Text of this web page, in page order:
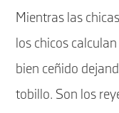
Mientras las
los chicos
bien ceñido
tobillo. Son los